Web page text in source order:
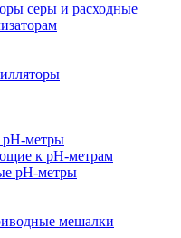
серы и расходные
метры
к pH-метрам
pH-метры
мешалки